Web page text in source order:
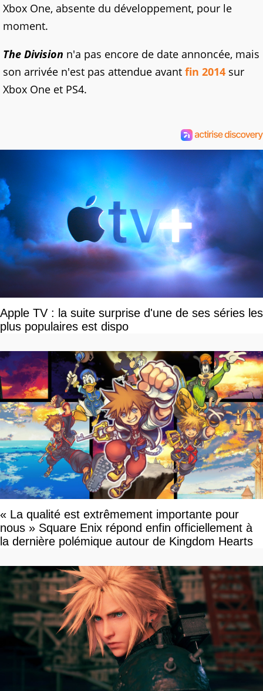
Xbox One, absente du développement, pour le
moment.
The Division n'a pas encore de date annoncée, mais
son arrivée n'est pas attendue avant fin 2014 sur
Xbox One et PS4.
Apple TV : la suite surprise d'une de ses séries les
plus populaires est dispo
« La qualité est extrêmement importante pour
nous » Square Enix répond enfin officiellement à
la dernière polémique autour de Kingdom Hearts